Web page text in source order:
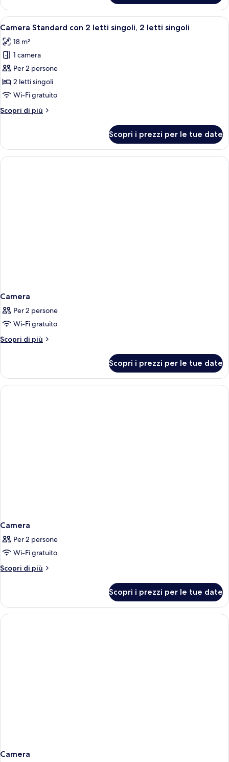
Standard,
letto
Apri
tutte
le
foto
per
Camera
Standard
2
2
letti
Un bagno con lavandino bianco,
7
Camera Standard con 2 letti singoli, 2 letti singoli
18 m²
1 camera
Per 2 persone
2 letti singoli
Wi-Fi gratuito
Scopri di più
Altri
Standard
con
2
Scopri i prezzi per le tue date
Camera
Per 2 persone
Wi-Fi gratuito
Scopri di più
Altri
Scopri i prezzi per le tue date
Camera
Per 2 persone
Wi-Fi gratuito
Scopri di più
Altri
Scopri i prezzi per le tue date
Camera